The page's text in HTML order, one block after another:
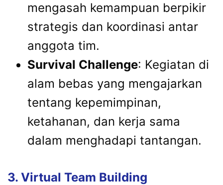
mengasah kemampuan berpikir
strategis dan koordinasi antar
anggota tim.
Survival Challenge: Kegiatan di
alam bebas yang mengajarkan
tentang kepemimpinan,
ketahanan, dan kerja sama
dalam menghadapi tantangan.
3. Virtual Team Building